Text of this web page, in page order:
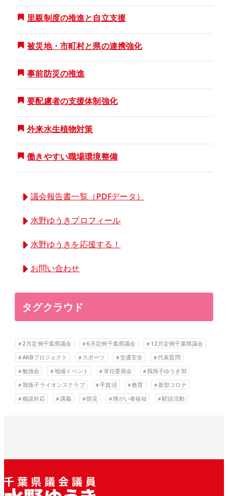
里親制度の推進と自立支援
被災地・市町村と県の連携強化
事前防災の推進
要配慮者の支援体制強化
外来水生植物対策
働きやすい職場環境整備
議会報告書一覧（PDFデータ）
水野ゆうきプロフィール
水野ゆうきを応援する！
お問い合わせ
タグクラウド
2月定例千葉県議会 6月定例千葉県議会
12月定例千葉県議会
AKBプロジェクト
スポーツ 交通安全
代表質問
勉強会
地域イベント 常任委員会
我孫子ゆうき部
我孫子ライオンズクラブ
手賀沼 教育
新型コロナ
相談対応
講義 防災 障がい者福祉 駅頭活動